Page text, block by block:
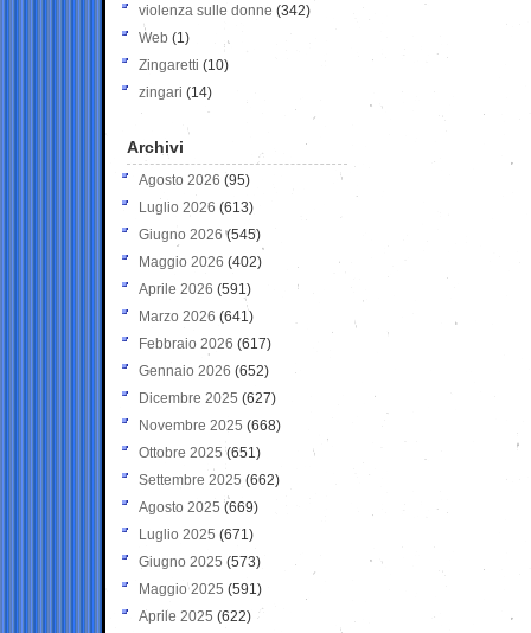
violenza sulle donne (342)
Web (1)
Zingaretti (10)
zingari (14)
Archivi
Agosto 2026 (95)
Luglio 2026 (613)
Giugno 2026 (545)
Maggio 2026 (402)
Aprile 2026 (591)
Marzo 2026 (641)
Febbraio 2026 (617)
Gennaio 2026 (652)
Dicembre 2025 (627)
Novembre 2025 (668)
Ottobre 2025 (651)
Settembre 2025 (662)
Agosto 2025 (669)
Luglio 2025 (671)
Giugno 2025 (573)
Maggio 2025 (591)
Aprile 2025 (622)